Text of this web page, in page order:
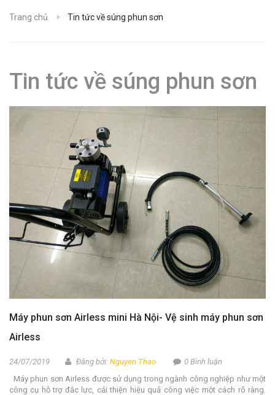
Trang chủ Tin tức về súng phun sơn
Tin tức về súng phun sơn
Máy phun sơn Airless mini Hà Nội- Vệ sinh máy phun sơn
Airless
24/07/2019 Đăng bởi: Nguyen Thao
0 Bình luận
Máy phun sơn Airless được sử dụng trong ngành công nghiệp như một
công cụ hỗ trợ đắc lực, cải thiện hiệu quả công việc một cách rõ ràng.